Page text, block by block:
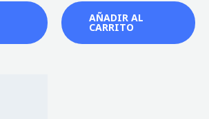
de
5
AÑADIR AL
CARRITO